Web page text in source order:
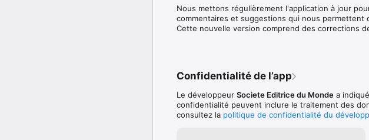
Nous mettons régulièrement l'application à jour
commentaires et suggestions qui nous permettent
Cette nouvelle version comprend des corrections
Confidentialité de l’app
Le développeur Societe Editrice du Monde a
confidentialité peuvent inclure le traitement des
consultez la politique de confidentialité du